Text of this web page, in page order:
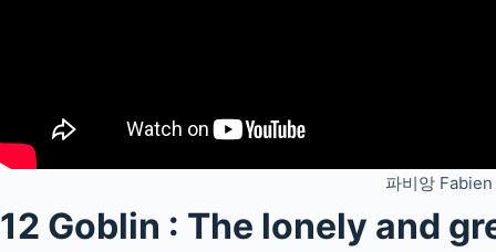
파비앙
12 Goblin : The lonely and